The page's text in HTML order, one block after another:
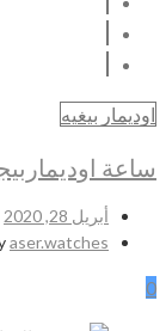
اوديمار بيغيه
ساعة
أبريل 28, 2020
aser.watches
0